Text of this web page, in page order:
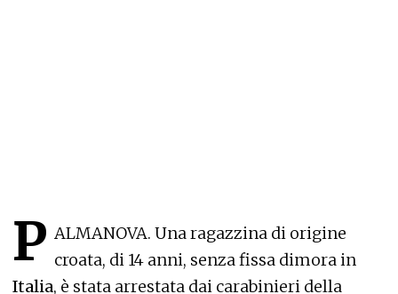
P ALMANOVA. Una ragazzina di origine
croata, di 14 anni, senza fissa dimora in
Italia, è stata arrestata dai carabinieri della